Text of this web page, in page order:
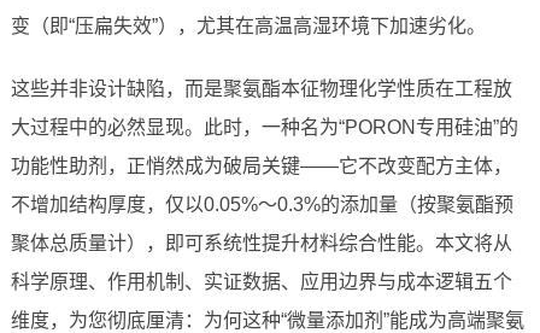
变（即“压扁失效”），尤其在高温高湿环境下加速劣化。
这些并非设计缺陷，而是聚氨酯本征物理化学性质在工程放
大过程中的必然显现。此时，一种名为“PORON专用硅油”的
功能性助剂，正悄然成为破局关键——它不改变配方主体，
不增加结构厚度，仅以0.05%～0.3%的添加量（按聚氨酯预
聚体总质量计），即可系统性提升材料综合性能。本文将从
科学原理、作用机制、实证数据、应用边界与成本逻辑五个
维度，为您彻底厘清：为何这种“微量添加剂”能成为高端聚氨